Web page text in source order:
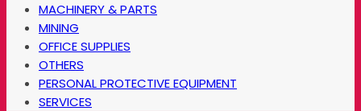
MACHINERY & PARTS
MINING
OFFICE SUPPLIES
OTHERS
PERSONAL PROTECTIVE EQUIPMENT
SERVICES